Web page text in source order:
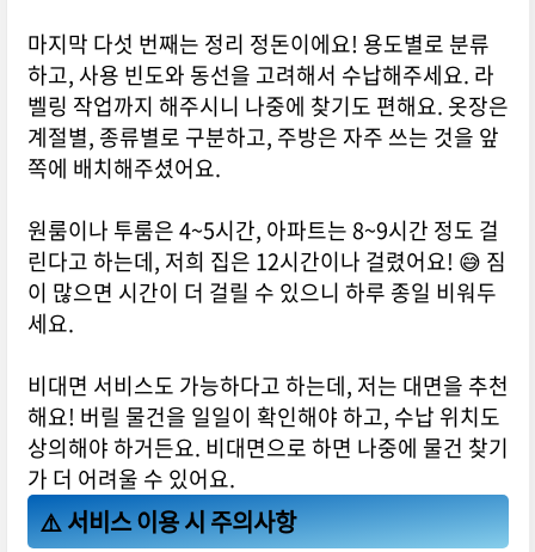
마지막 다섯 번째는 정리 정돈이에요! 용도별로 분류
하고, 사용 빈도와 동선을 고려해서 수납해주세요. 라
벨링 작업까지 해주시니 나중에 찾기도 편해요. 옷장은
계절별, 종류별로 구분하고, 주방은 자주 쓰는 것을 앞
쪽에 배치해주셨어요.
원룸이나 투룸은 4~5시간, 아파트는 8~9시간 정도 걸
린다고 하는데, 저희 집은 12시간이나 걸렸어요! 😅 짐
이 많으면 시간이 더 걸릴 수 있으니 하루 종일 비워두
세요.
비대면 서비스도 가능하다고 하는데, 저는 대면을 추천
해요! 버릴 물건을 일일이 확인해야 하고, 수납 위치도
상의해야 하거든요. 비대면으로 하면 나중에 물건 찾기
가 더 어려울 수 있어요.
⚠️ 서비스 이용 시 주의사항